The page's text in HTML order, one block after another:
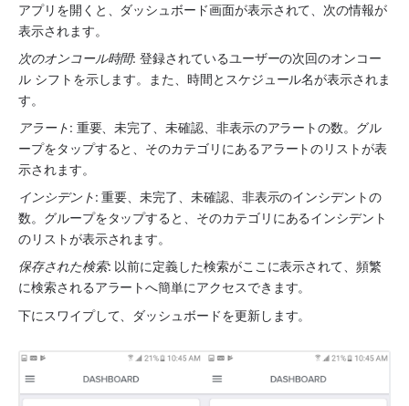
アプリを開くと、ダッシュボード画面が表示されて、次の情報が
表示されます。
次のオンコール時間: 登録されているユーザーの次回のオンコー
ル シフトを示します。また、時間とスケジュール名が表示されま
す。
アラート: 重要、未完了、未確認、非表示のアラートの数。グル
ープをタップすると、そのカテゴリにあるアラートのリストが表
示されます。
インシデント: 重要、未完了、未確認、非表示のインシデントの
数。グループをタップすると、そのカテゴリにあるインシデント
のリストが表示されます。
保存された検索: 以前に定義した検索がここに表示されて、頻繁
に検索されるアラートへ簡単にアクセスできます。
下にスワイプして、ダッシュボードを更新します。